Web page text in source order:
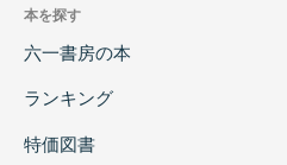
本を探す
六一書房の本
ランキング
特価図書